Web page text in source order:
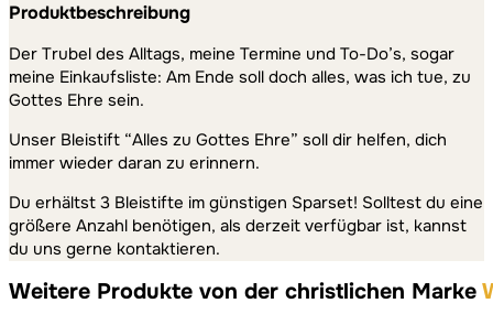
Produktbeschreibung
Der Trubel des Alltags, meine Termine und To-Do’s, sogar
meine Einkaufsliste: Am Ende soll doch alles, was ich tue, zu
Gottes Ehre sein.
Unser Bleistift “Alles zu Gottes Ehre” soll dir helfen, dich
immer wieder daran zu erinnern.
Du erhältst 3 Bleistifte im günstigen Sparset! Solltest du eine
größere Anzahl benötigen, als derzeit verfügbar ist, kannst
du uns gerne kontaktieren.
Weitere Produkte von der christlichen Marke